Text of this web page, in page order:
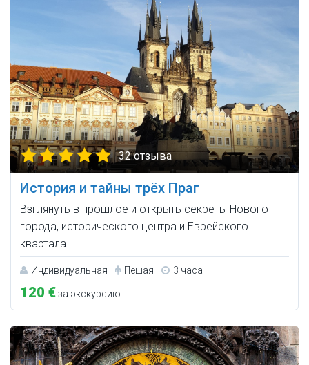
32 отзыва
История и тайны трёх Праг
Взглянуть в прошлое и открыть секреты Нового
города, исторического центра и Еврейского
квартала.
Индивидуальная Пешая 3 часа
120 €за экскурсию